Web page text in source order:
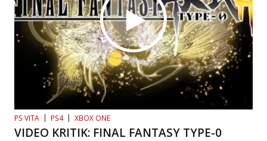
PS VITA PS4 XBOX ONE
VIDEO KRITIK: FINAL FANTASY TYPE-0